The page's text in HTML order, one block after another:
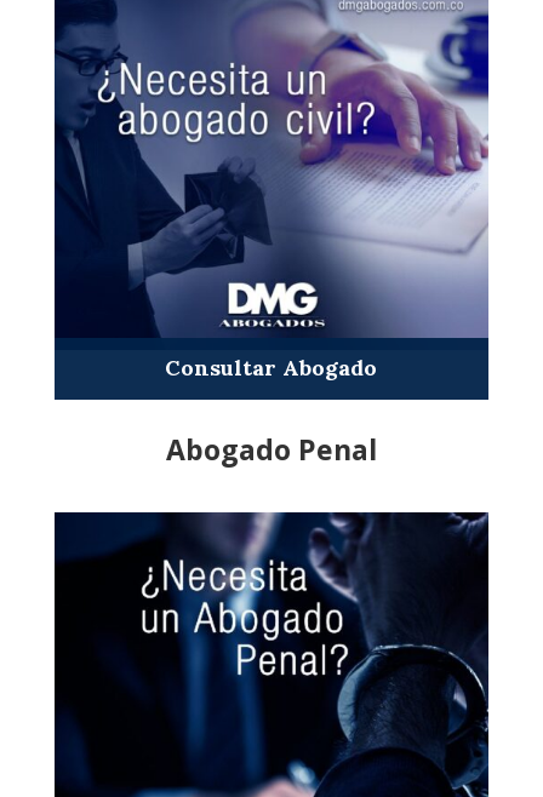
Consultar Abogado
Abogado Penal